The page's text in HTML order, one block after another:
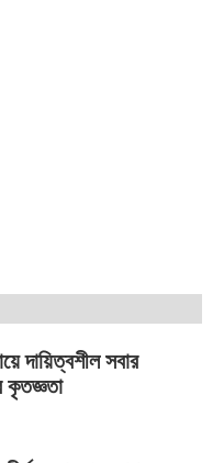
দায়িত্বশীল সবার
কৃতজ্ঞতা